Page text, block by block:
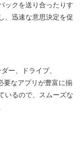
ックを送り合ったりす
、迅速な意思決定を促
ー、ドライブ、
要なアプリが豊富に揃
いるので、スムーズな